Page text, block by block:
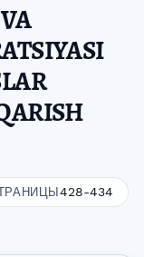
428-434